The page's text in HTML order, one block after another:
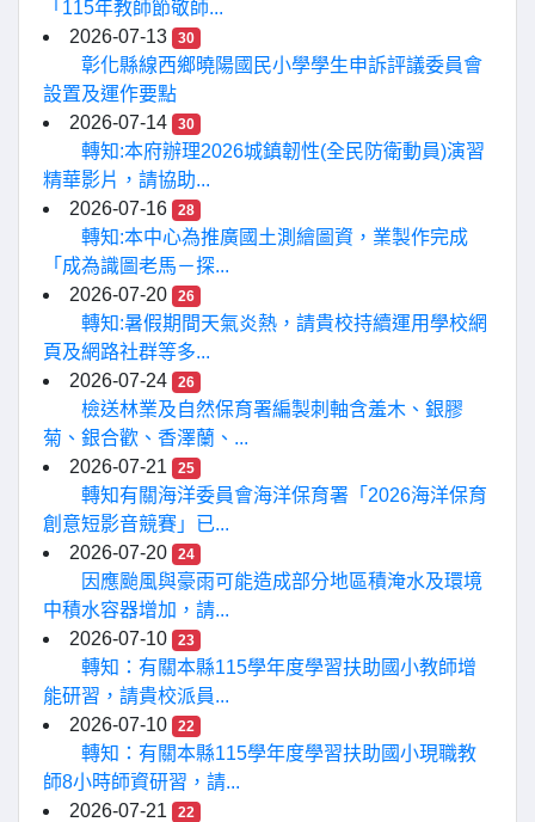
「115年教師節敬師...
2026-07-13
30
彰化縣線西鄉曉陽國民小學學生申訴評議委員會
設置及運作要點
2026-07-14
30
轉知:本府辦理2026城鎮韌性(全民防衛動員)演習
精華影片，請協助...
2026-07-16
28
轉知:本中心為推廣國土測繪圖資，業製作完成
「成為識圖老馬－探...
2026-07-20
26
轉知:暑假期間天氣炎熱，請貴校持續運用學校網
頁及網路社群等多...
2026-07-24
26
檢送林業及自然保育署編製刺軸含羞木、銀膠
菊、銀合歡、香澤蘭、...
2026-07-21
25
轉知有關海洋委員會海洋保育署「2026海洋保育
創意短影音競賽」已...
2026-07-20
24
因應颱風與豪雨可能造成部分地區積淹水及環境
中積水容器增加，請...
2026-07-10
23
轉知：有關本縣115學年度學習扶助國小教師增
能研習，請貴校派員...
2026-07-10
22
轉知：有關本縣115學年度學習扶助國小現職教
師8小時師資研習，請...
2026-07-21
22